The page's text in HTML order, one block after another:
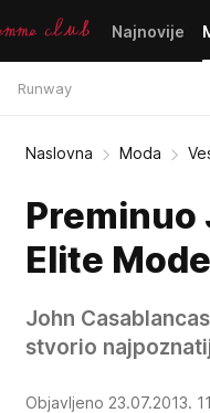
Najnovije
Runway
Naslovna Moda
Preminuo
Elite
John
stvorio
Objavljeno 23.07.2013.